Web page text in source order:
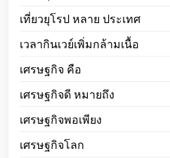
เที่ยวยุโรป หลาย ประเทศ
เวลากินเวย์เพิ่มกล้ามเนื้อ
เศรษฐกิจ คือ
เศรษฐกิจดี หมายถึง
เศรษฐกิจพอเพียง
เศรษฐกิจโลก